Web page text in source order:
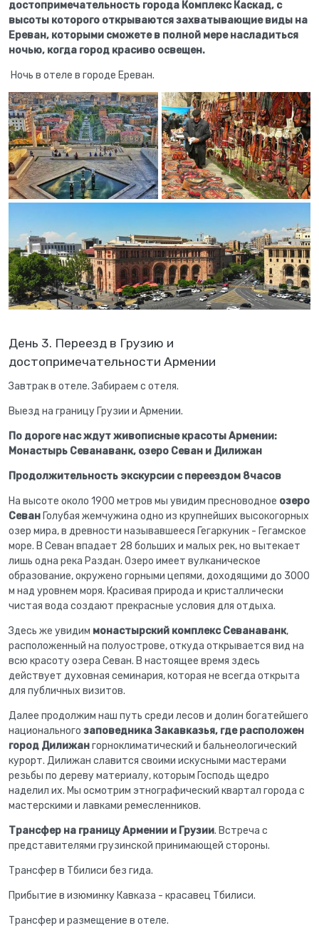
достопримечательность города Комплекс Каскад, с
высоты которого открываются захватывающие виды на
Ереван, которыми сможете в полной мере насладиться
ночью, когда город красиво освещен.
Ночь в отеле в городе Ереван.
День 3. Переезд в Грузию и
достопримечательности Армении
Завтрак в отеле. Забираем с отеля.
Выезд на границу Грузии и Армении.
По дороге нас ждут живописные красоты Армении:
Монастырь Севанаванк, озеро Севан и Дилижан
Продолжительность экскурсии с переездом 8часов
На высоте около 1900 метров мы увидим пресноводное озеро
Севан Голубая жемчужина одно из крупнейших высокогорных
озер мира, в древности называвшееся Гегаркуник - Гегамское
море. В Севан впадает 28 больших и малых рек, но вытекает
лишь одна река Раздан. Озеро имеет вулканическое
образование, окружено горными цепями, доходящими до 3000
м над уровнем моря. Красивая природа и кристаллически
чистая вода создают прекрасные условия для отдыха.
Здесь же увидим монастырский комплекс Севанаванк,
расположенный на полуострове, откуда открывается вид на
всю красоту озера Севан. В настоящее время здесь
действует духовная семинария, которая не всегда открыта
для публичных визитов.
Далее продолжим наш путь среди лесов и долин богатейшего
национального заповедника Закавказья, где расположен
город Дилижангорноклиматический и бальнеологический
курорт. Дилижан славится своими искусными мастерами
резьбы по дереву материалу, которым Господь щедро
наделил их. Мы осмотрим этнографический квартал города с
мастерскими и лавками ремесленников.
Трансфер на границу Армении и Грузии. Встреча с
представителями грузинской принимающей стороны.
Трансфер в Тбилиси без гида.
Прибытие в изюминку Кавказа - красавец Тбилиси.
Трансфер и размещение в отеле.